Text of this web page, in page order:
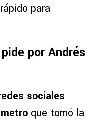
para
por Andrés
sociales
que tomó la